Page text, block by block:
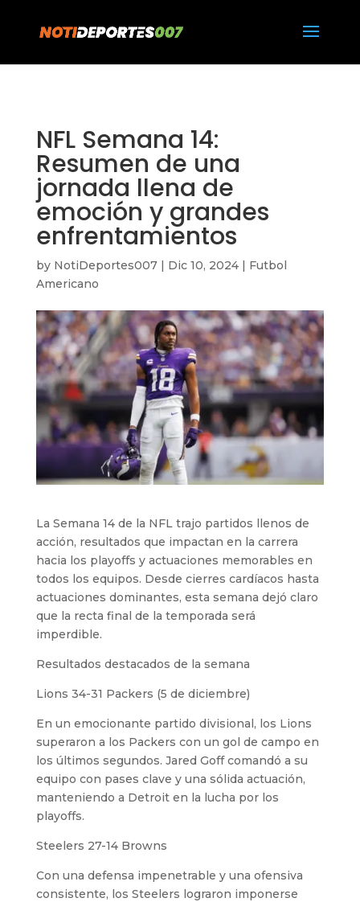
NFL Semana 14:
Resumen de una
jornada llena de
emoción y grandes
enfrentamientos
by NotiDeportes007| Dic 10, 2024| Futbol
Americano
La Semana 14 de la NFL trajo partidos llenos de
acción, resultados que impactan en la carrera
hacia los playoffs y actuaciones memorables en
todos los equipos. Desde cierres cardíacos hasta
actuaciones dominantes, esta semana dejó claro
que la recta final de la temporada será
imperdible.
Resultados destacados de la semana
Lions 34-31 Packers (5 de diciembre)
En un emocionante partido divisional, los Lions
superaron a los Packers con un gol de campo en
los últimos segundos. Jared Goff comandó a su
equipo con pases clave y una sólida actuación,
manteniendo a Detroit en la lucha por los
playoffs.
Steelers 27-14 Browns
Con una defensa impenetrable y una ofensiva
consistente, los Steelers lograron imponerse